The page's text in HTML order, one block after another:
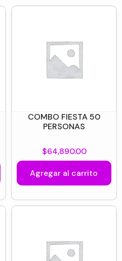
COMBO FIESTA 50
PERSONAS
$64,890.00
Agregar al carrito